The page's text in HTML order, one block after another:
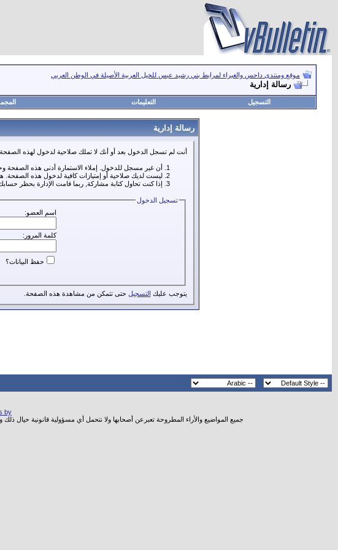
موقع ومنتدى داحس والغبراء لمرابط بني رشيد عبس للخيل العربية الأصيلة في الوطن العربي
رسالة إدارية
التسجيل التعليمات
رسالة إدارية
أنت لم تسجل الدخول بعد أو أنك لا تملك صلاحية لدخول لهذه
أن غير مسجل للدخول. إملاء الاستمارة أدنى هذه الصفحة
ليست لديك صلاحية أو إمتيازات كافية لدخول هذه
إذا كنت تحاول كتابة مشاركة, ربما قامت الإدارة بحظر
تسجيل الدخول
اسم العضو:
كلمة المرور:
حفظ البيانات؟
يتوجب عليك التسجيل حتى تتمكن من مشاهدة هذه الصفحة.
by
جميع المواضيع والأراء المطروحة تعبرعن أصحابها ولا نتحمل أي مسؤولية قانونية حيال